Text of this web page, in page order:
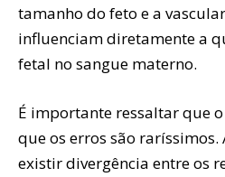
tamanho do feto e a
influenciam diretamente a
fetal no sangue materno.
É importante ressaltar que
que os erros são
existir divergência entre os